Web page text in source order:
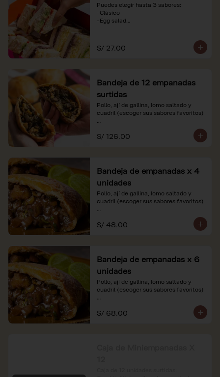
Puedes elegir hasta 3 sabores:
-Clásico
-Egg salad
referenciales.
S/ 27.00
Bandeja de 12 empanadas
surtidas
Pollo, ají de gallina, lomo saltado y
cuadril (escoger sus sabores favoritos)
*Nuestros precios están expresados en
soles e incluyen impuestos de ley y
S/ 126.00
Bandeja de empanadas x 4
unidades
Pollo, ají de gallina, lomo saltado y
cuadril (escoger sus sabores favoritos)
*Nuestros precios están expresados en
soles e incluyen impuestos de ley y
S/ 48.00
Bandeja de empanadas x 6
unidades
Pollo, ají de gallina, lomo saltado y
cuadril (escoger sus sabores favoritos)
*Nuestros precios están expresados en
soles e incluyen impuestos de ley y
S/ 68.00